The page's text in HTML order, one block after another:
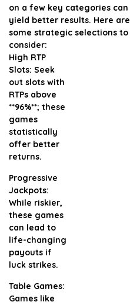
on a few key categories can
yield better results. Here are
some strategic selections to
consider:
High RTP
Slots: Seek
out slots with
RTPs above
**96%**; these
games
statistically
offer better
returns.
Progressive
Jackpots:
While riskier,
these games
can lead to
life-changing
payouts if
luck strikes.
Table Games:
Games like